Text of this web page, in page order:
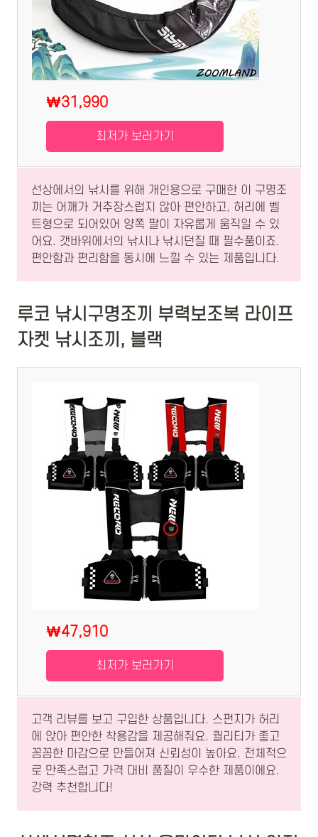
₩31,990
최저가 보러가기
선상에서의 낚시를 위해 개인용으로 구매한 이 구명조
끼는 어깨가 거추장스럽지 않아 편안하고, 허리에 벨
트형으로 되어있어 양쪽 팔이 자유롭게 움직일 수 있
어요. 갯바위에서의 낚시나 낚시던질 때 필수품이죠.
편안함과 편리함을 동시에 느낄 수 있는 제품입니다.
루코 낚시구명조끼 부력보조복 라이프
자켓 낚시조끼, 블랙
₩47,910
최저가 보러가기
고객 리뷰를 보고 구입한 상품입니다. 스펀지가 허리
에 앉아 편안한 착용감을 제공해줘요. 퀄리티가 좋고
꼼꼼한 마감으로 만들어져 신뢰성이 높아요. 전체적으
로 만족스럽고 가격 대비 품질이 우수한 제품이에요.
강력 추천합니다!